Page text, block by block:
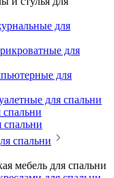
для
для
для
для спальни
спальни
спальни
спальни
мебель для спальни